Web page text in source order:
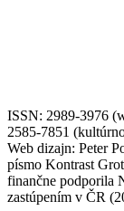
ISSN: 2989-3976
2585-7851
Web dizajn: Peter
písmo Kontrast
finančne podporila
zastúpením v ČR